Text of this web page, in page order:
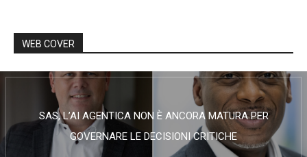
WEB COVER
SAS, L’AI AGENTICA NON È ANCORA MATURA PER
GOVERNARE LE DECISIONI CRITICHE